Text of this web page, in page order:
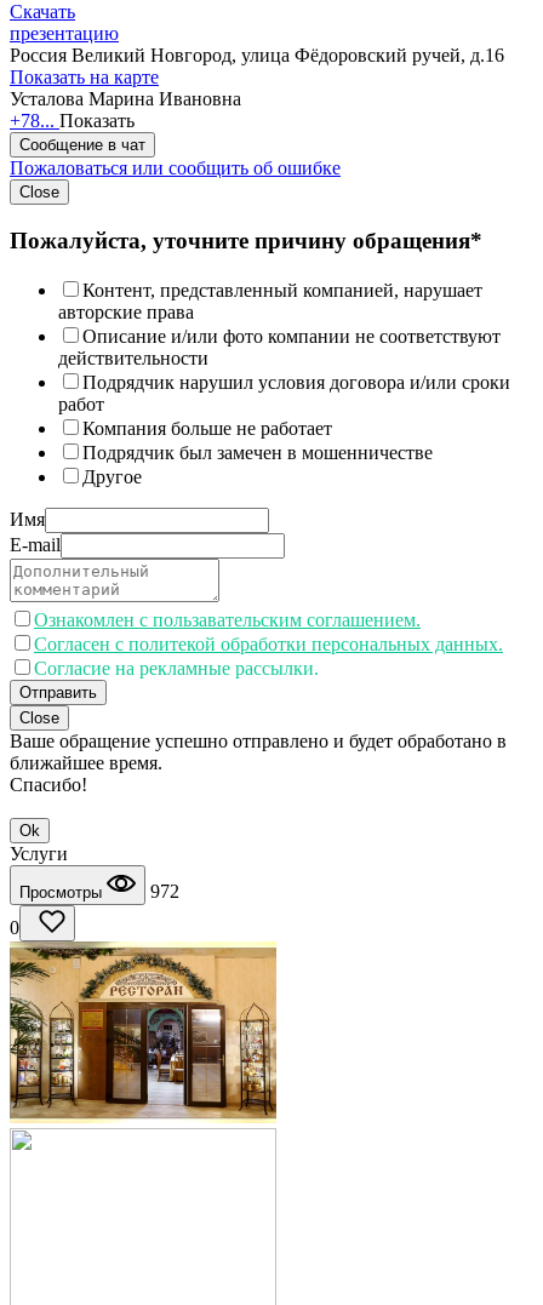
Скачать
презентацию
Россия Великий Новгород, улица Фёдоровский ручей, д.16
Показать на карте
Усталова Марина Ивановна
+78... Показать
Сообщение в чат
Пожаловаться или сообщить об ошибке
Close
Пожалуйста, уточните причину обращения*
Контент, представленный компанией, нарушает
авторские права
Описание и/или фото компании не соответствуют
действительности
Подрядчик нарушил условия договора и/или сроки
работ
Компания больше не работает
Подрядчик был замечен в мошенничестве
Другое
Имя
E-mail
Ознакомлен с пользавательским соглашением.
Согласен с политекой обработки персональных данных.
Согласие на рекламные рассылки.
Отправить
Close
Ваше обращение успешно отправлено и будет обработано в
ближайшее время.
Спасибо!
Ok
Услуги
Просмотры
972
0